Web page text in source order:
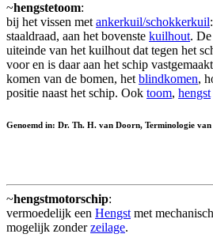
~hengstetoom:
bij het vissen met ankerkuil/schokkerkuil
staaldraad, aan het bovenste kuilhout.
uiteinde van het kuilhout dat tegen het
voor en is daar aan het schip
komen van de bomen, het blindkomen,
positie naast het schip. Ook toom, hengst
Genoemd in: Dr. Th. H. van Doorn, Terminologie
~hengstmotorschip:
vermoedelijk een Hengst met
mogelijk zonderzeilage.